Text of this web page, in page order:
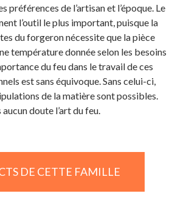
préférences de l’artisan et l’époque. Le
l’outil le plus important, puisque la
du forgeron nécessite que la pièce
température donnée selon les besoins
du feu dans le travail de ces
est sans équivoque. Sans celui-ci,
de la matière sont possibles.
doute l’art du feu.
DE CETTE FAMILLE